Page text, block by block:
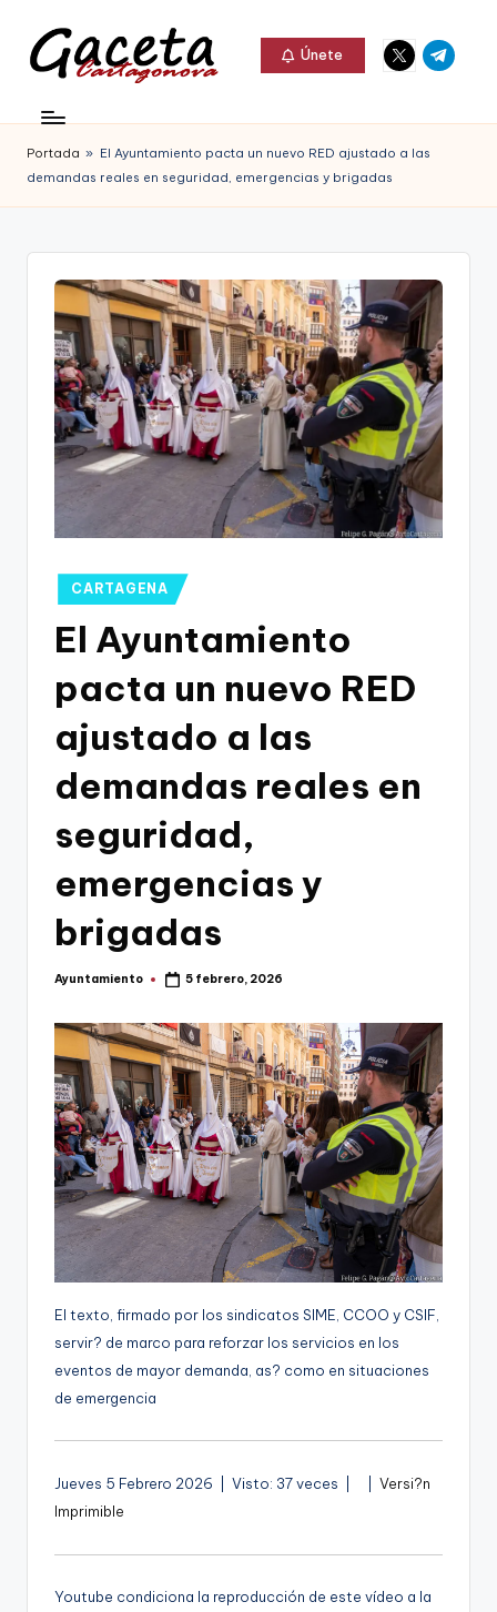
Saltar
contenido
c
e
t
Gaceta
Cartagonova,
La
que
informa
Cartagena,
Cartagena,
Únete
Elemento
del
Elemento
del
Portada » El Ayuntamiento pacta un nuevo RED ajustado a las
demandas reales en seguridad, emergencias y brigadas
Publicado
en
CARTAGENA
El Ayuntamiento
pacta un nuevo RED
ajustado a las
demandas reales en
seguridad,
emergencias y
brigadas
Publicado
Ayuntamiento 5 febrero, 2026
El texto, firmado por los sindicatos SIME, CCOO y CSIF,
servir? de marco para reforzar los servicios en los
eventos de mayor demanda, as? como en situaciones
de emergencia
Jueves 5 Febrero 2026 | Visto: 37 veces |
oo
Versi?n
Imprimible
Youtube condiciona la reproducción de este vídeo a la